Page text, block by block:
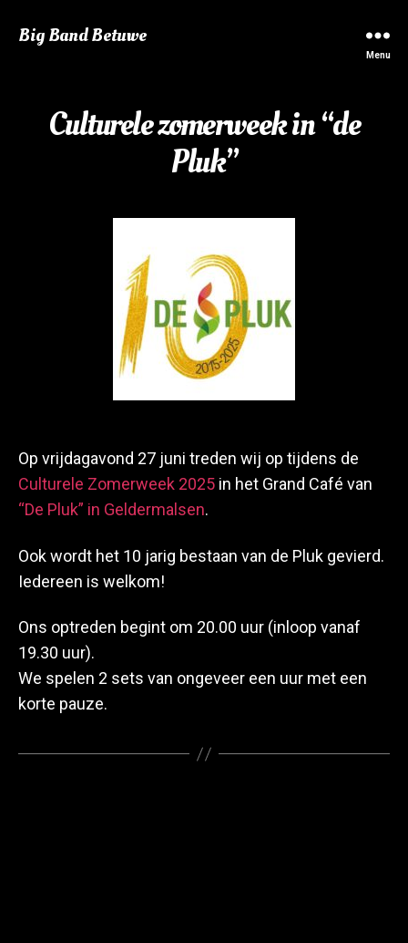
Big Band Betuwe
Menu
Culturele zomerweek in “de
Pluk”
Op vrijdagavond 27 juni treden wij op tijdens de
Culturele Zomerweek 2025 in het Grand Café van
“De Pluk” in Geldermalsen.
Ook wordt het 10 jarig bestaan van de Pluk gevierd.
Iedereen is welkom!
Ons optreden begint om 20.00 uur (inloop vanaf
19.30 uur).
We spelen 2 sets van ongeveer een uur met een
korte pauze.